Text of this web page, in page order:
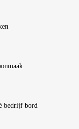
bedrijf bord